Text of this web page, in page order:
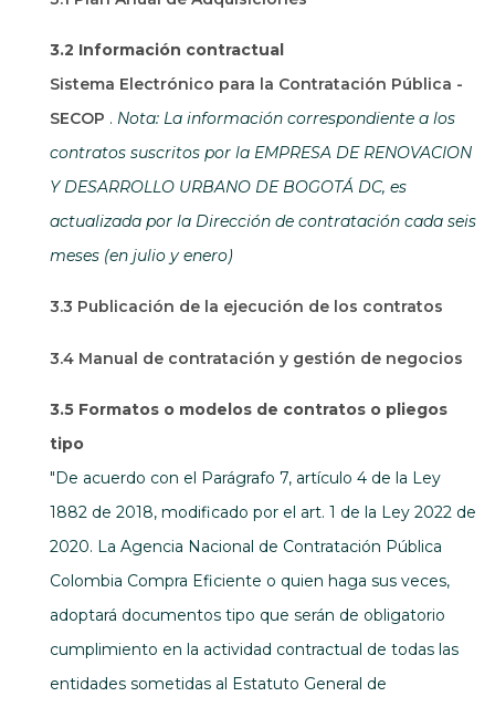
3.2 Información contractual
Sistema Electrónico para la Contratación Pública -
SECOP Abre en una nueva ventana
. Nota: La información correspondiente a los
contratos suscritos por la EMPRESA DE RENOVACION
Y DESARROLLO URBANO DE BOGOTÁ DC, es
actualizada por la Dirección de contratación cada seis
meses (en julio y enero)
3.3 Publicación de la ejecución de los contratos
3.4 Manual de contratación y gestión de negocios
3.5 Formatos o modelos de contratos o pliegos
tipo
"De acuerdo con el Parágrafo 7, artículo 4 de la Ley
1882 de 2018, modificado por el art. 1 de la Ley 2022 de
2020. La Agencia Nacional de Contratación Pública
Colombia Compra Eficiente o quien haga sus veces,
adoptará documentos tipo que serán de obligatorio
cumplimiento en la actividad contractual de todas las
entidades sometidas al Estatuto General de